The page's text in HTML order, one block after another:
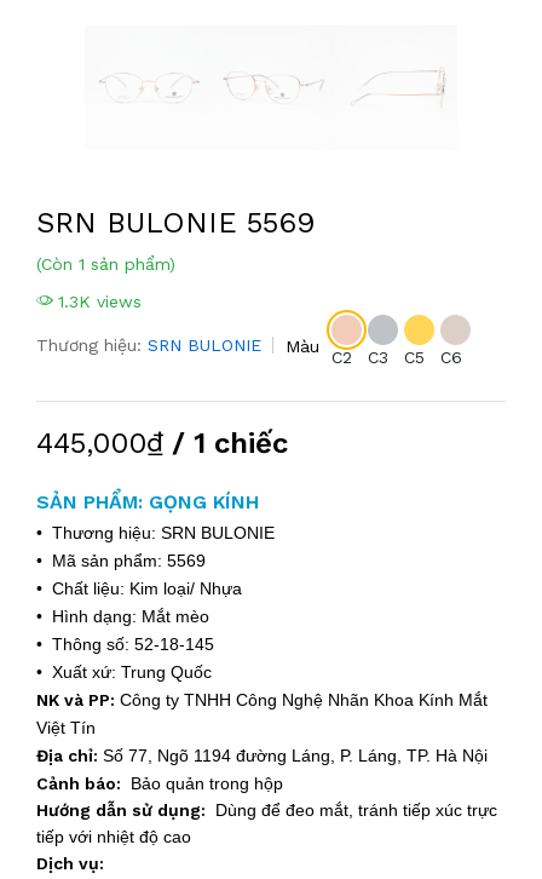
SRN BULONIE 5569
(Còn 1 sản phẩm)
1.3K views
Thương hiệu: SRN BULONIE Màu
C2 C3 C5 C6
445,000₫ / 1 chiếc
SẢN PHẨM: GỌNG KÍNH
• Thương hiệu: SRN BULONIE
• Mã sản phẩm: 5569
• Chất liệu: Kim loại/ Nhựa
• Hình dạng: Mắt mèo
• Thông số: 52-18-145
• Xuất xứ: Trung Quốc
NK và PP: Công ty TNHH Công Nghệ Nhãn Khoa Kính Mắt
Việt Tín
Địa chỉ: Số 77, Ngõ 1194 đường Láng, P. Láng, TP. Hà Nội
Cảnh báo: Bảo quản trong hộp
Hướng dẫn sử dụng: Dùng để đeo mắt, tránh tiếp xúc trực
tiếp với nhiệt độ cao
Dịch vụ: